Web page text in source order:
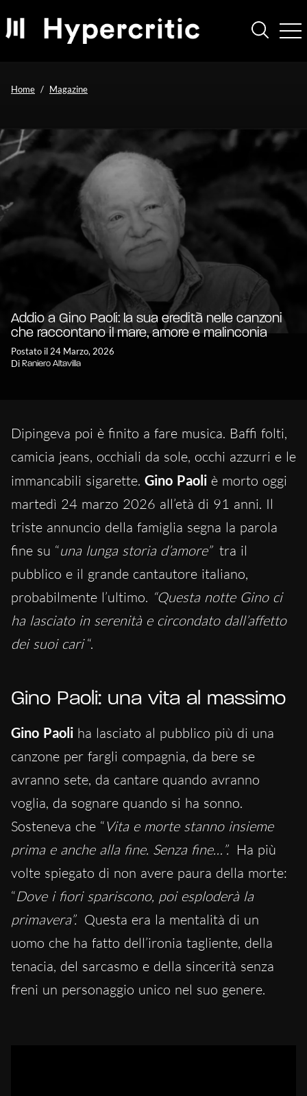
Home Magazine
Addio a Gino Paoli: la sua eredità nelle canzoni
che raccontano il mare, amore e malinconia
Postato il 24 Marzo, 2026
Di Raniero Altavilla
Dipingeva poi è finito a fare musica. Baffi folti,
camicia jeans, occhiali da sole, occhi azzurri e le
immancabili sigarette. Gino Paoli è morto oggi
martedì 24 marzo 2026 all’età di 91 anni. Il
triste annuncio della famiglia segna la parola
fine su “una lunga storia d’amore” tra il
pubblico e il grande cantautore italiano,
probabilmente l’ultimo. “Questa notte Gino ci
ha lasciato in serenità e circondato dall’affetto
dei suoi cari “.
Gino Paoli: una vita al massimo
Gino Paoli ha lasciato al pubblico più di una
canzone per fargli compagnia, da bere se
avranno sete, da cantare quando avranno
voglia, da sognare quando si ha sonno.
Sosteneva che “Vita e morte stanno insieme
prima e anche alla fine. Senza fine…”. Ha più
volte spiegato di non avere paura della morte:
“Dove i fiori spariscono, poi esploderà la
primavera”. Questa era la mentalità di un
uomo che ha fatto dell’ironia tagliente, della
tenacia, del sarcasmo e della sincerità senza
freni un personaggio unico nel suo genere.